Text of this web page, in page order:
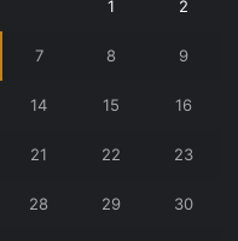
1 2
7 8 9
14 15 16
21 22 23
28 29 30